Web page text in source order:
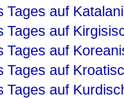
Tages auf
Tages auf
Tages auf
Tages auf
Tages auf